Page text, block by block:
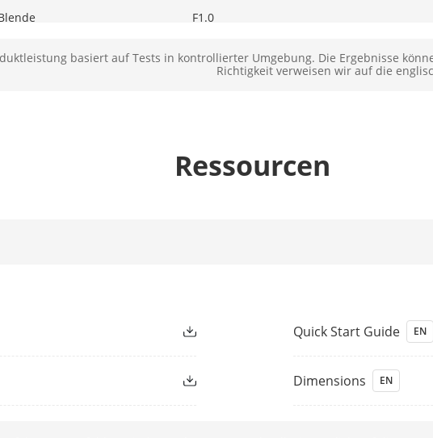
F1.0
Des Sichtfeldsnull 3,6 m bis ∞
Wenn WDR eingeschaltet ist:
basiert auf Tests in kontrollierter Umgebung. Die Ergebnisse
Richtigkeit verweisen wir auf die
Ressourcen
Quick Start Guide EN
Dimensions EN